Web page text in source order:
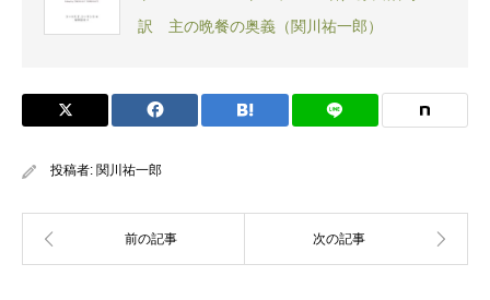
訳 主の晩餐の奥義（関川祐一郎）
投稿者: 関川祐一郎